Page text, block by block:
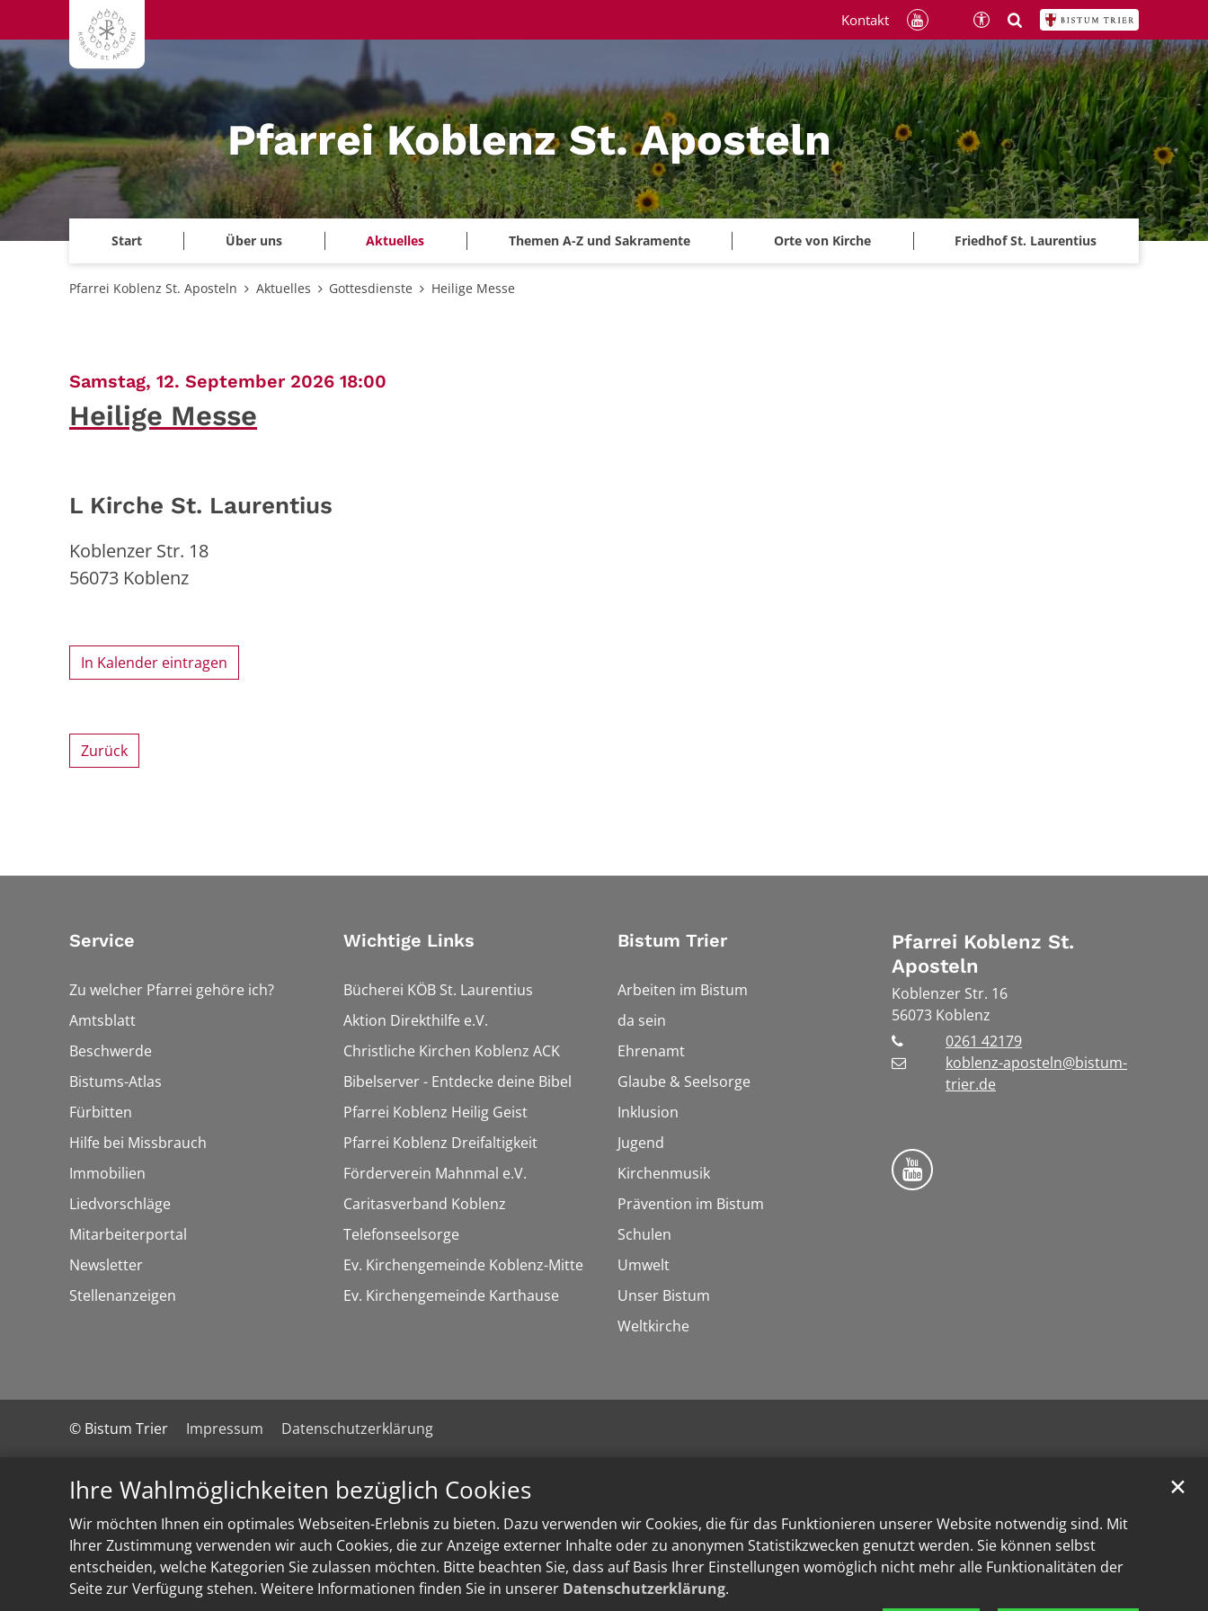
Ihre Wahlmöglichkeiten bezüglich Cookies
Wir möchten Ihnen ein optimales Webseiten-Erlebnis zu bieten. Dazu verwenden wir Cookies, die für das Funktionieren unserer Website notwendig sind. Mit
Ihrer Zustimmung verwenden wir auch Cookies, die zur Anzeige externer Inhalte oder zu anonymen Statistikzwecken genutzt werden. Sie können selbst
entscheiden, welche Kategorien Sie zulassen möchten. Bitte beachten Sie, dass auf Basis Ihrer Einstellungen womöglich nicht mehr alle Funktionalitäten der
Seite zur Verfügung stehen. Weitere Informationen finden Sie in unserer Datenschutzerklärung.
✕
Zum Inhalt springen
Pfarrei Koblenz St. Aposteln
Start Über uns Aktuelles Themen A-Z und Sakramente Orte von Kirche Friedhof St. Laurentius
Kontakt
Pfarrei Koblenz St. Aposteln Aktuelles Gottesdienste Heilige Messe
Samstag, 12. September 2026 18:00
Heilige Messe
L Kirche St. Laurentius
Koblenzer Str. 18
56073 Koblenz
In Kalender eintragen
Zurück
Service
Zu welcher Pfarrei gehöre ich?
Amtsblatt
Beschwerde
Bistums-Atlas
Fürbitten
Hilfe bei Missbrauch
Immobilien
Liedvorschläge
Mitarbeiterportal
Newsletter
Stellenanzeigen
Wichtige Links
Bücherei KÖB St. Laurentius
Aktion Direkthilfe e.V.
Christliche Kirchen Koblenz ACK
Bibelserver - Entdecke deine Bibel
Pfarrei Koblenz Heilig Geist
Pfarrei Koblenz Dreifaltigkeit
Förderverein Mahnmal e.V.
Caritasverband Koblenz
Telefonseelsorge
Ev. Kirchengemeinde Koblenz-Mitte
Ev. Kirchengemeinde Karthause
Bistum Trier
Arbeiten im Bistum
da sein
Ehrenamt
Glaube & Seelsorge
Inklusion
Jugend
Kirchenmusik
Prävention im Bistum
Schulen
Umwelt
Unser Bistum
Weltkirche
Pfarrei Koblenz St.
Aposteln
Koblenzer Str. 16
56073 Koblenz
0261 42179
koblenz-aposteln@bistum-
trier.de
Bistum Trier auf YouTube
© Bistum Trier Impressum Datenschutzerklärung